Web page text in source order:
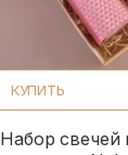
КУПИТЬ
Набор свечей